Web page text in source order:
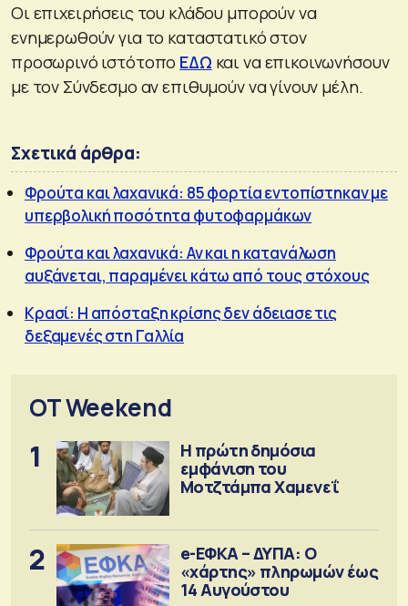
Οι επιχειρήσεις του κλάδου μπορούν να
ενημερωθούν για το καταστατικό στον
προσωρινό ιστότοπο ΕΔΩ και να επικοινωνήσουν
με τον Σύνδεσμο αν επιθυμούν να γίνουν μέλη.
Σχετικά άρθρα:
Φρούτα και λαχανικά: 85 φορτία εντοπίστηκαν με
υπερβολική ποσότητα φυτοφαρμάκων
Φρούτα και λαχανικά: Αν και η κατανάλωση
αυξάνεται, παραμένει κάτω από τους στόχους
Κρασί: Η απόσταξη κρίσης δεν άδειασε τις
δεξαμενές στη Γαλλία
OT Weekend
1
Η πρώτη δημόσια
εμφάνιση του
Μοτζτάμπα Χαμενεΐ
2
e-ΕΦΚΑ – ΔΥΠΑ: Ο
«χάρτης» πληρωμών έως
14 Αυγούστου